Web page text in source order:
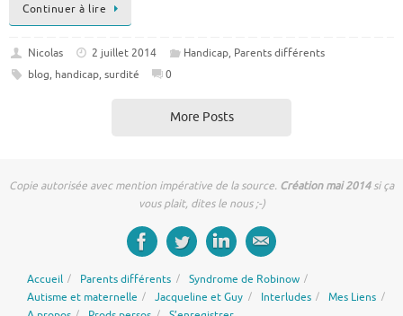
Continuer à lire
Nicolas 2 juillet 2014 Handicap, Parents différents
blog, handicap, surdité 0
More Posts
Copie autorisée avec mention impérative de la source. Création mai 2014si ça
vous plait, dites le nous ;-)
Accueil Parents différents
Syndrome de Robinow
Autisme et maternelle
Jacqueline et Guy Interludes
Mes Liens